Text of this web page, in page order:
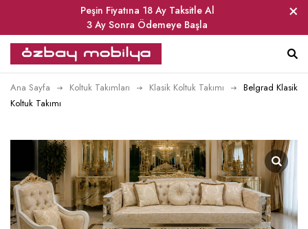
Peşin Fiyatına 18 Ay Taksitle Al
3 Ay Sonra Ödemeye Başla
Ana Sayfa Koltuk Takımları Klasik Koltuk Takımı
Belgrad Klasik
Koltuk Takımı